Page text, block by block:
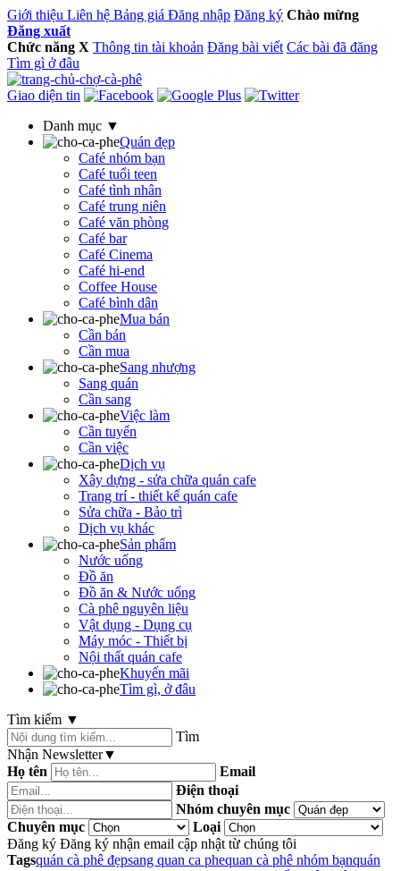
Giới thiệu Liên hệ Bảng giá Đăng nhập Đăng ký Chào mừng
Đăng xuất
Chức năng X Thông tin tài khoản Đăng bài viết Các bài đã đăng
Tìm gì ở đâu
Giao diện tin
Danh mục ▼
Quán đẹp
Café nhóm bạn
Café tuổi teen
Café tình nhân
Café trung niên
Café văn phòng
Café bar
Café Cinema
Café hi-end
Coffee House
Café bình dân
Mua bán
Cần bán
Cần mua
Sang nhượng
Sang quán
Cần sang
Việc làm
Cần tuyển
Cần việc
Dịch vụ
Xây dựng - sửa chữa quán cafe
Trang trí - thiết kế quán cafe
Sửa chữa - Bảo trì
Dịch vụ khác
Sản phẩm
Nước uống
Đồ ăn
Đồ ăn & Nước uống
Cà phê nguyên liệu
Vật dụng - Dụng cụ
Máy móc - Thiết bị
Nội thất quán cafe
Khuyến mãi
Tìm gì, ở đâu
Tìm kiếm ▼
Tìm
Nhận Newsletter▼
Họ tên
Email
Điện thoại
Nhóm chuyên mục
Chuyên mục
Loại
Đăng ký Đăng ký nhận email cập nhật từ chúng tôi
Tagsquán cà phê đẹpsang quan ca phequan cà phê nhóm bạnquán